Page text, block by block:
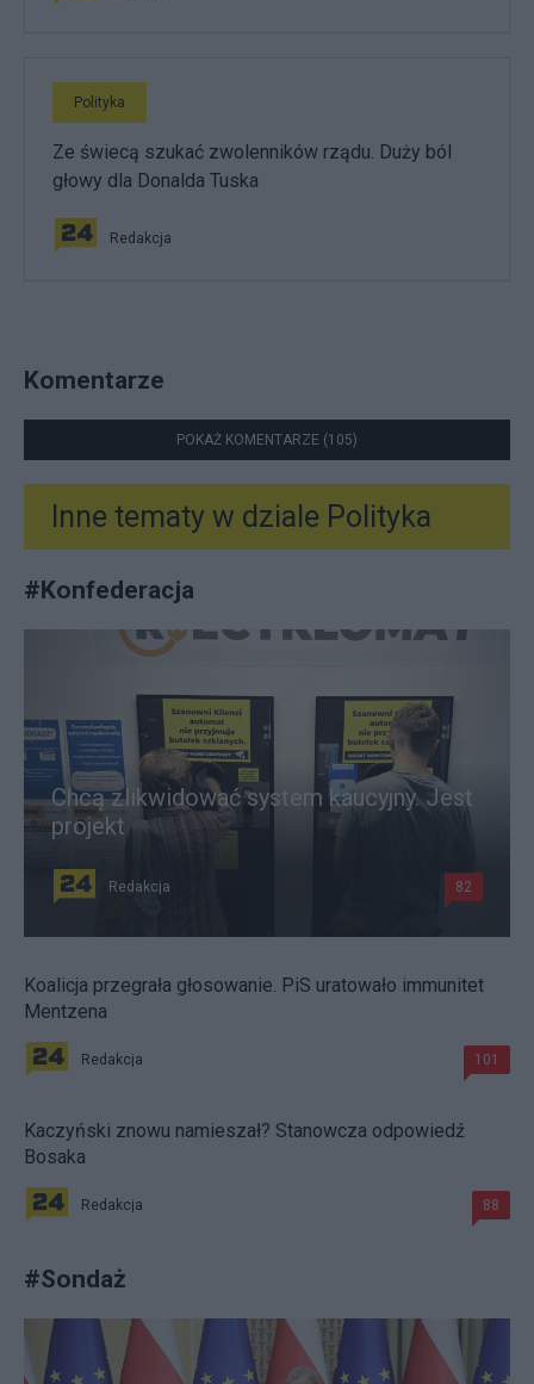
Polityka
Ze świecą szukać zwolenników rządu. Duży ból
głowy dla Donalda Tuska
Redakcja
Komentarze
POKAŻ KOMENTARZE (105)
Inne tematy w dziale Polityka
#Konfederacja
Chcą zlikwidować system kaucyjny. Jest
projekt
Redakcja 82
Koalicja przegrała głosowanie. PiS uratowało immunitet
Mentzena
Redakcja 101
Kaczyński znowu namieszał? Stanowcza odpowiedź
Bosaka
Redakcja 88
#Sondaż